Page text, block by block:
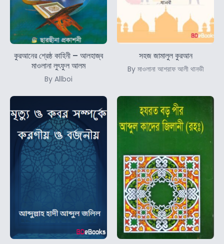
কুরআনের শ্রেষ্ঠ কাহিনী – আলহাজ্ব
মাওলানা লুৎফুল আলম
By Allboi
সহজ জামালুল কুরআন
By মাওলানা আশরাফ আলী থানভী